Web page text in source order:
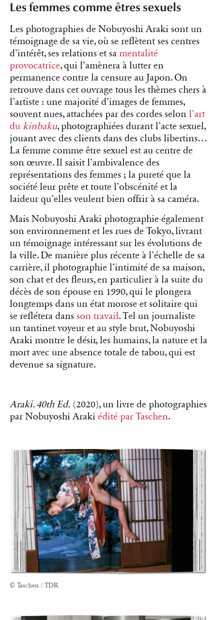
Les femmes comme êtres sexuels
Les photographies de Nobuyoshi Araki sont un
témoignage de sa vie, où se reflètent ses centres
d’intérêt, ses relations et sa mentalité
provocatrice, qui l’amènera à lutter en
permanence contre la censure au Japon. On
retrouve dans cet ouvrage tous les thèmes chers à
l’artiste : une majorité d’images de femmes,
souvent nues, attachées par des cordes selon l’art
du kinbaku, photographiées durant l’acte sexuel,
jouant avec des clients dans des clubs libertins…
La femme comme être sexuel est au centre de
son œuvre. Il saisit l’ambivalence des
représentations des femmes ; la pureté que la
société leur prête et toute l’obscénité et la
laideur qu’elles veulent bien offrir à sa caméra.
Mais Nobuyoshi Araki photographie également
son environnement et les rues de Tokyo, livrant
un témoignage intéressant sur les évolutions de
la ville. De manière plus récente à l’échelle de sa
carrière, il photographie l’intimité de sa maison,
son chat et des fleurs, en particulier à la suite du
décès de son épouse en 1990, qui le plongera
longtemps dans un état morose et solitaire qui
se reflétera dans son travail. Tel un journaliste
un tantinet voyeur et au style brut, Nobuyoshi
Araki montre le désir, les humains, la nature et la
mort avec une absence totale de tabou, qui est
devenue sa signature.
Araki. 40th Ed. (2020), un livre de photographies
par Nobuyoshi Araki édité par Taschen.
© Taschen / TDR